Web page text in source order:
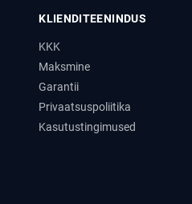
KLIENDITEENINDUS
KKK
Maksmine
Garantii
Privaatsuspoliitika
Kasutustingimused